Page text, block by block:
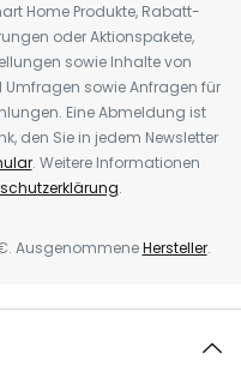
Home Produkte, Rabatt-
oder Aktionspakete,
sowie Inhalte von
sowie Anfragen für
Eine Abmeldung ist
den Sie in jedem Newsletter
. Weitere Informationen
.
AusgenommeneHersteller.